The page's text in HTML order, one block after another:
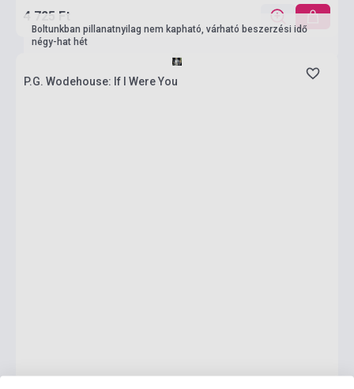
4 725 Ft
Boltunkban pillanatnyilag nem kapható, várható beszerzési idő
négy-hat hét
P.G. Wodehouse: If I Were You